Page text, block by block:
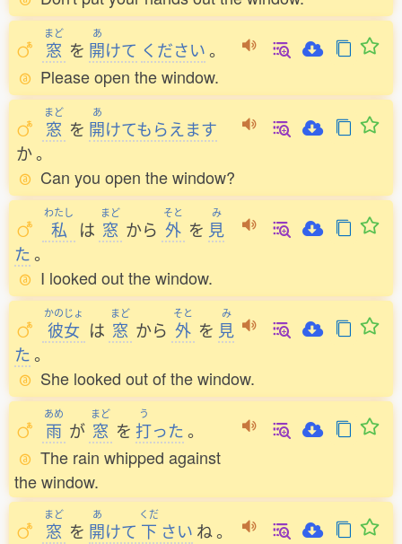
まど
窓 を
あ
開けて ください。
Please open the window.
まど
窓 を
あ
開けてもらえます
か。
Can you open the window?
わたし
私 は
まど
窓 から
そと
外 を
み
見
た。
I looked out the window.
かのじょ
彼女 は
まど
窓 から
そと
外 を
み
見
た。
She looked out of the window.
あめ
雨 が
まど
窓 を
う
打った。
The rain whipped against
the window.
まど
窓 を
あ
開けて
くだ
下 さい ね。